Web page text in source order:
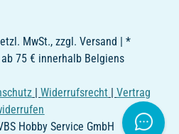
MwSt., zzgl. Versand | *
75 € innerhalb Belgiens
|Widerrufsrecht |Vertrag
Hobby Service GmbH